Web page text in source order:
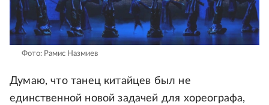
Фото: Рамис Назмиев
Думаю, что танец китайцев был не
единственной новой задачей для хореографа,